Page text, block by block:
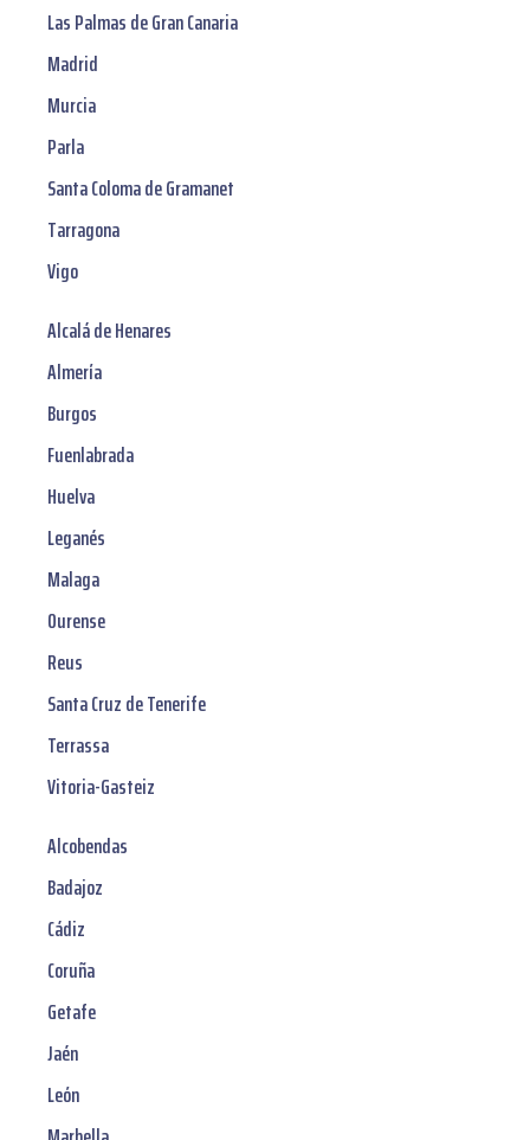
Las Palmas de Gran Canaria
Madrid
Murcia
Parla
Santa Coloma de Gramanet
Tarragona
Vigo
Alcalá de Henares
Almería
Burgos
Fuenlabrada
Huelva
Leganés
Malaga
Ourense
Reus
Santa Cruz de Tenerife
Terrassa
Vitoria-Gasteiz
Alcobendas
Badajoz
Cádiz
Coruña
Getafe
Jaén
León